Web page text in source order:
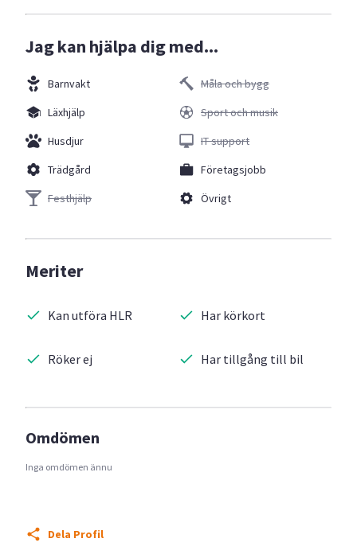
Jag kan hjälpa dig med...
Barnvakt
Läxhjälp
Husdjur
Trädgård
Festhjälp
Måla och bygg
Sport och musik
IT support
Företagsjobb
Övrigt
Meriter
Kan utföra HLR
Röker ej
Har körkort
Har tillgång till bil
Omdömen
Inga omdömen ännu
Dela Profil